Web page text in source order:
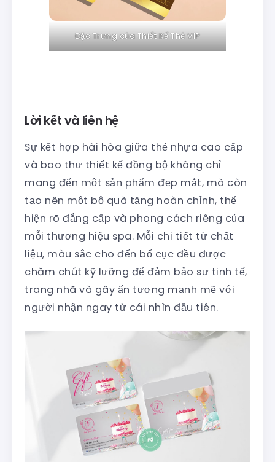
Đặc Trưng của Thiết Kế Thẻ VIP
Lời kết và liên hệ
Sự kết hợp hài hòa giữa thẻ nhựa cao cấp
và bao thư thiết kế đồng bộ không chỉ
mang đến một sản phẩm đẹp mắt, mà còn
tạo nên một bộ quà tặng hoàn chỉnh, thể
hiện rõ đẳng cấp và phong cách riêng của
mỗi thương hiệu spa. Mỗi chi tiết từ chất
liệu, màu sắc cho đến bố cục đều được
chăm chút kỹ lưỡng để đảm bảo sự tinh tế,
trang nhã và gây ấn tượng mạnh mẽ với
người nhận ngay từ cái nhìn đầu tiên.